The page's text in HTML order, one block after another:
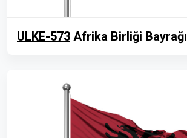
ULKE-573 Afrika Birliği Bayrağı